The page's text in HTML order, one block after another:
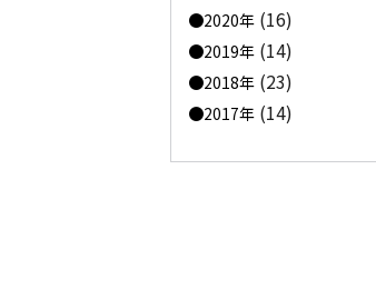
2020年 (16)
2019年 (14)
2018年 (23)
2017年 (14)